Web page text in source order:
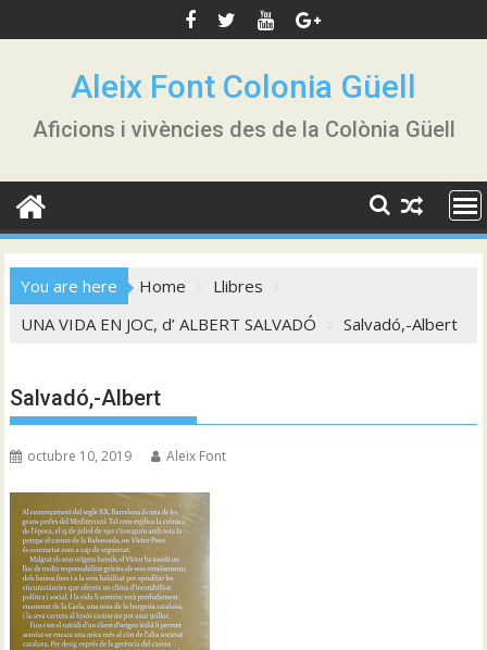
to
Aleix Font Colonia Güell
Aficions i vivències des de la Colònia Güell
You are here Home
Llibres
UNA VIDA EN JOC, d’ ALBERT SALVADÓ
Salvadó,-Albert
Salvadó,-Albert
octubre 10, 2019 Aleix Font